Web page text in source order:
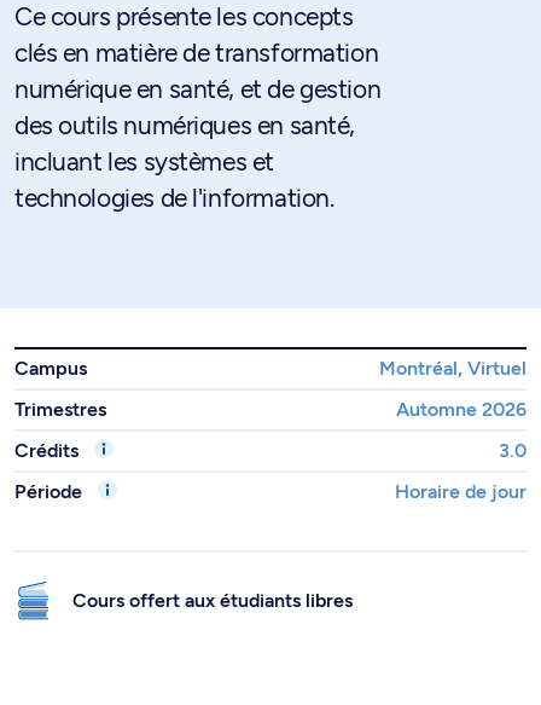
Ce cours présente les concepts
clés en matière de transformation
numérique en santé, et de gestion
des outils numériques en santé,
incluant les systèmes et
technologies de l'information.
Campus
Montréal, Virtuel
Trimestres
Automne 2026
Crédits
3.0
Période
Horaire de jour
Cours offert aux étudiants libres